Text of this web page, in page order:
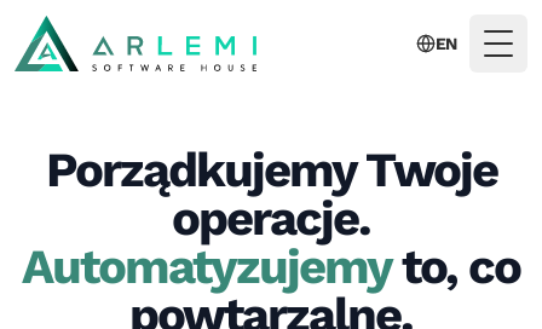
EN
Porządkujemy Twoje
operacje.
Automatyzujemyto, co
powtarzalne.